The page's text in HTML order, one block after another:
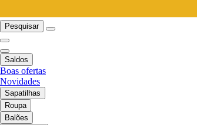
Pesquisar
Saldos
Boas ofertas
Novidades
Sapatilhas
Roupa
Balões